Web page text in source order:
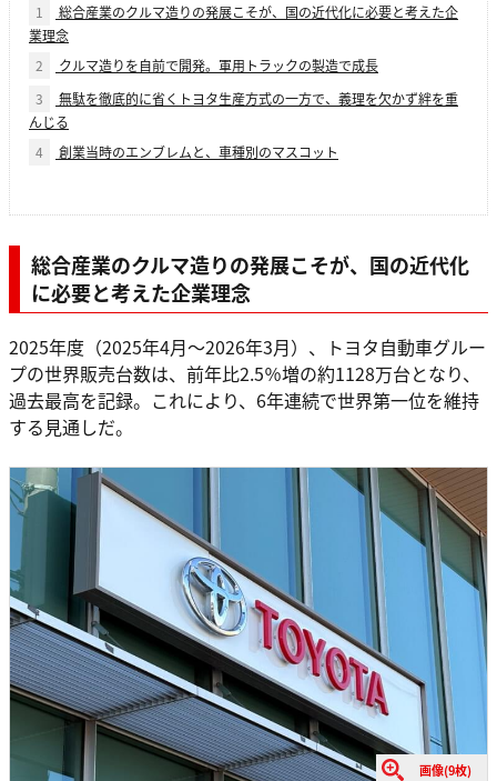
1
総合産業のクルマ造りの発展こそが、国の近代化に必要と考えた企
業理念
2
クルマ造りを自前で開発。軍用トラックの製造で成長
3
無駄を徹底的に省くトヨタ生産方式の一方で、義理を欠かず絆を重
んじる
4
創業当時のエンブレムと、車種別のマスコット
総合産業のクルマ造りの発展こそが、国の近代化
に必要と考えた企業理念
2025年度（2025年4月〜2026年3月）、トヨタ自動車グルー
プの世界販売台数は、前年比2.5％増の約1128万台となり、
過去最高を記録。これにより、6年連続で世界第一位を維持
する見通しだ。
画像(9枚)